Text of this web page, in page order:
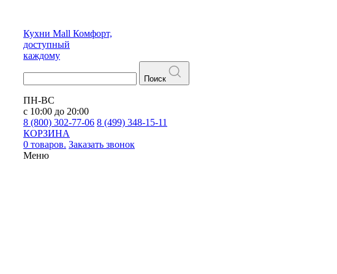
Кухни Mall Комфорт,
доступный
каждому
Поиск
ПН-ВС
с 10:00 до 20:00
8 (800) 302-77-06 8 (499) 348-15-11
КОРЗИНА
0 товаров. Заказать звонок
Меню